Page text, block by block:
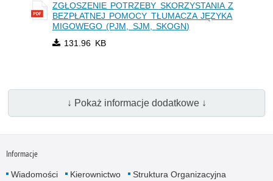
ZGŁOSZENIE POTRZEBY SKORZYSTANIA Z
BEZPŁATNEJ POMOCY TŁUMACZA JĘZYKA
MIGOWEGO (PJM, SJM, SKOGN)
131.96 KB
↓ Pokaż informacje dodatkowe ↓
Informacje
Wiadomości Kierownictwo
Struktura Organizacyjna